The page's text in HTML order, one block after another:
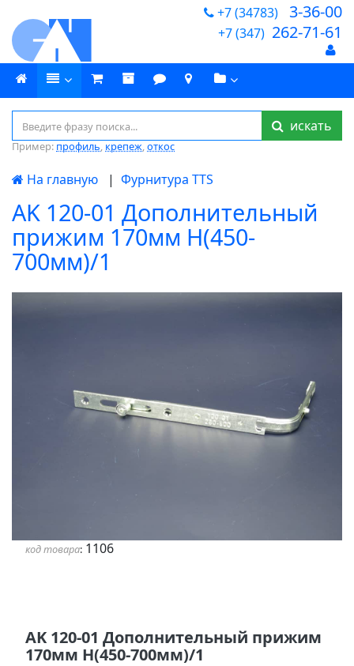
+7 (34783) 3-36-00
+7 (347) 262-71-61
искать
Пример: профиль, крепеж,откос
На главную | Фурнитура TTS
AK 120-01 Дополнительный
прижим 170мм Н(450-
700мм)/1
код товара: 1106
AK 120-01 Дополнительный прижим
170мм Н(450-700мм)/1